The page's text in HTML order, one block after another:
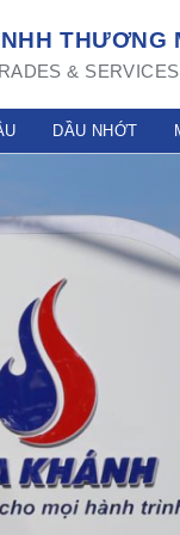
THƯƠNG
&
DẦU NHỚT